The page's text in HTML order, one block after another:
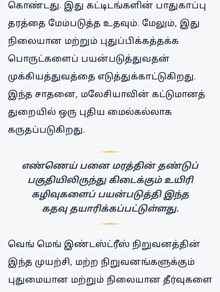
கொண்டது. இது கட்டிடங்களின் பாதுகாப்பு
தரத்தை மேம்படுத்த உதவும். மேலும், இது
நிலையான மற்றும் புதுப்பிக்கத்தக்க
பொருட்களைப் பயன்படுத்துவதன்
முக்கியத்துவத்தை எடுத்துக்காட்டுகிறது.
இந்த சாதனை, மலேசியாவின் கட்டுமானத்
துறையில் ஒரு புதிய மைல்கல்லாக
கருதப்படுகிறது.
எண்ணெய் பனை மரத்தின் தண்டுப்
பகுதியிலிருந்து கிடைக்கும் உயிரி
கழிவுகளைப் பயன்படுத்தி இந்த
கதவு தயாரிக்கப்பட்டுள்ளது.
வெங் மெங் இண்டஸ்ட்ரீஸ் நிறுவனத்தின்
இந்த முயற்சி, மற்ற நிறுவனங்களுக்கும்
புதுமையான மற்றும் நிலையான தீர்வுகளை